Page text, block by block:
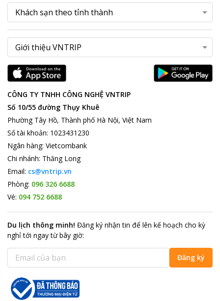
CÔNG TY TNHH CÔNG NGHỆ VNTRIP
Số 10/55 đường Thụy Khuê
Phường Tây Hồ, Thành phố Hà Nội, Việt Nam
Số tài khoản: 1023431230
Ngân hàng: Vietcombank
Chi nhánh: Thăng Long
Email: cs@vntrip.vn
Phòng: 096 326 6688
Vé: 094 752 6688
Du lịch thông minh! Đăng ký nhận tin để lên kế hoạch cho kỳ
nghỉ tới ngay từ bây giờ:
Đăng ký